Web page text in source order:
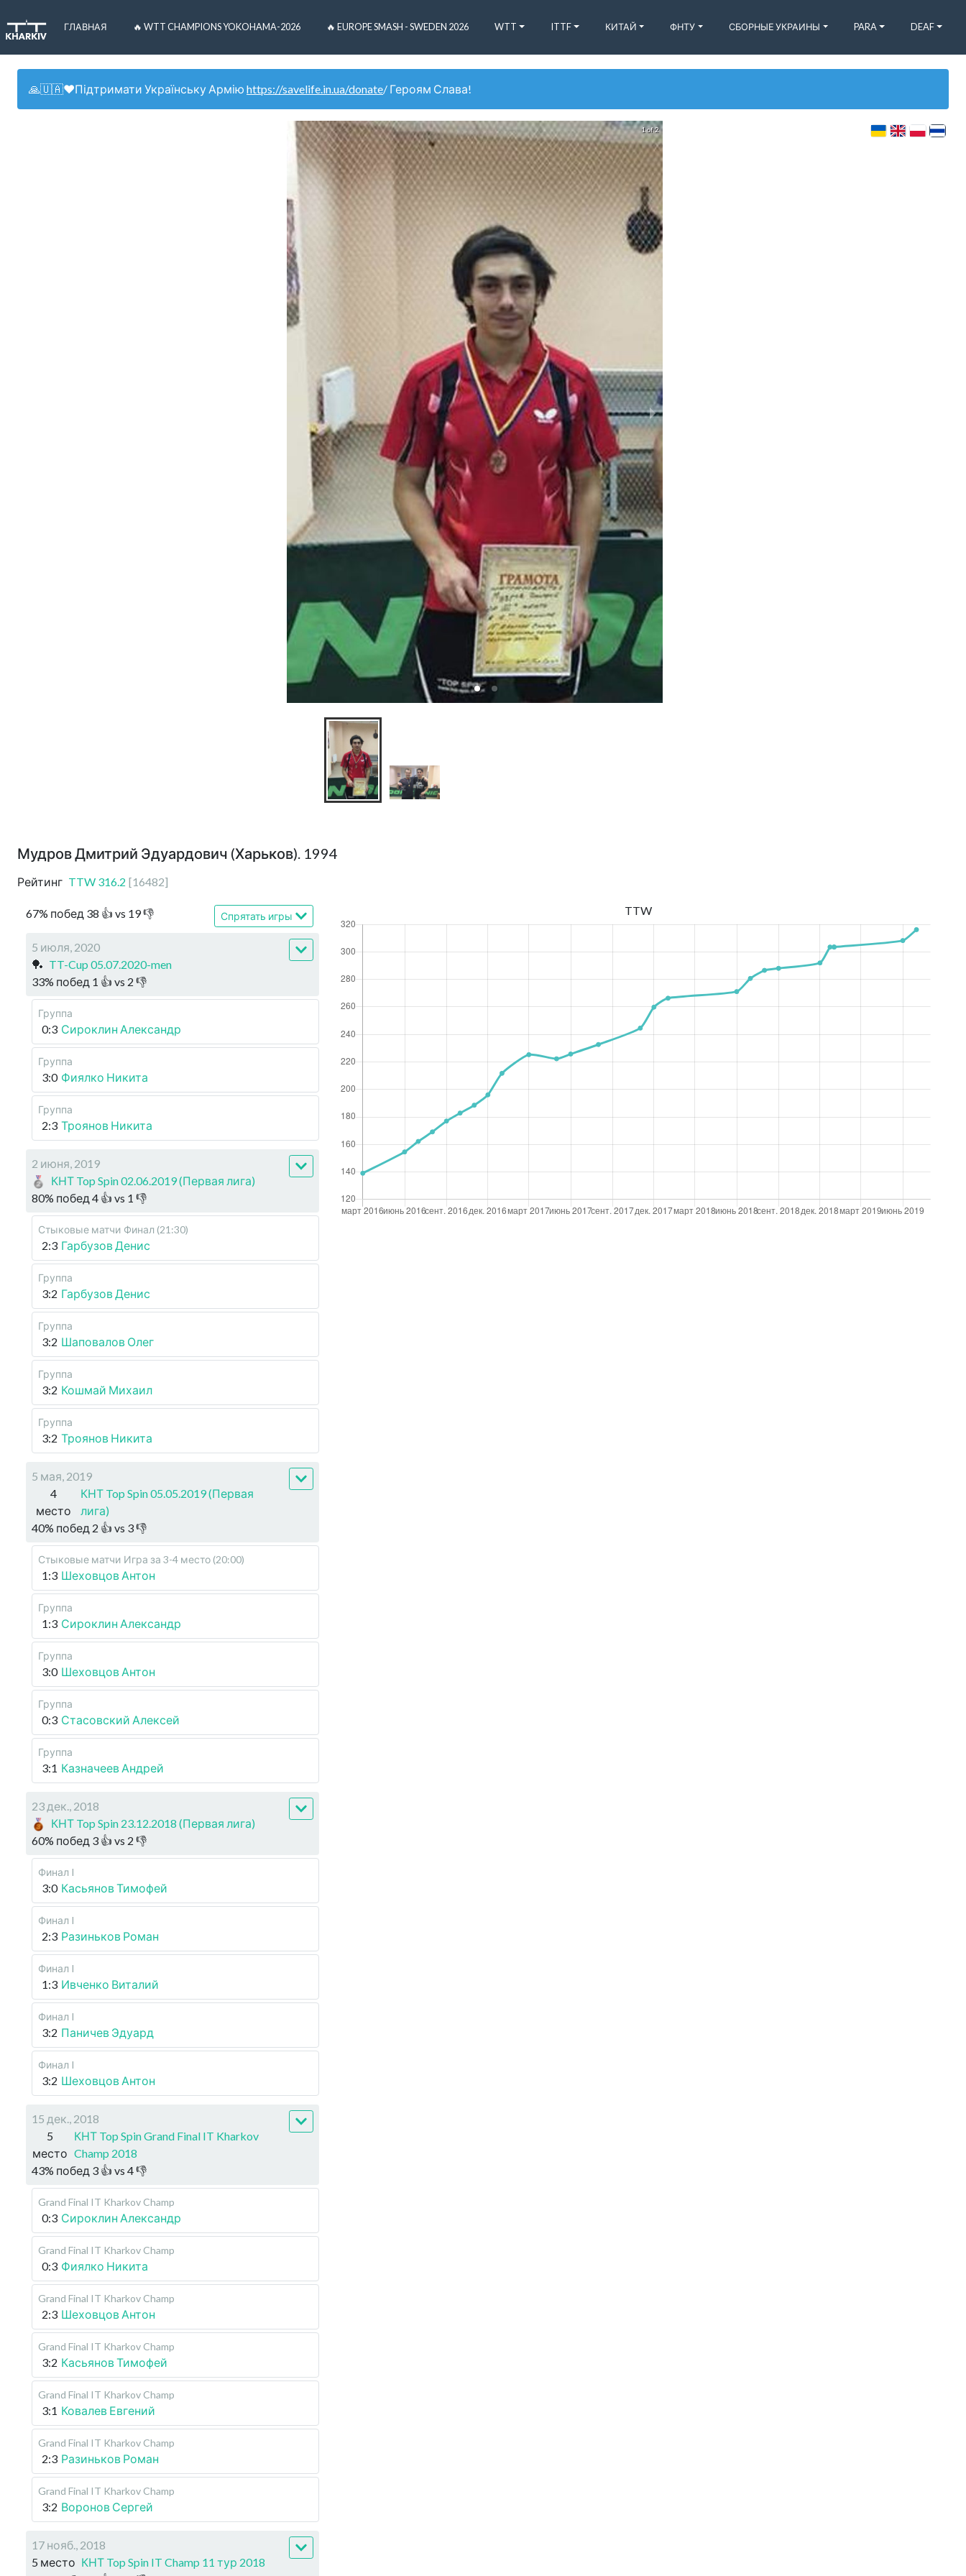
ГЛАВНАЯ 🔥 WTT CHAMPIONS YOKOHAMA-2026 🔥 EUROPE SMASH - SWEDEN 2026 WTT ITTF КИТАЙ ФНТУ СБОРНЫЕ УКРАИНЫ PARA DEAF
🙏🇺🇦❤️Підтримати Українську Армію https://savelife.in.ua/donate/ Героям Слава!
1 of 2
Мудров Дмитрий Эдуардович (Харьков). 1994
Рейтинг TTW 316.2 [16482]
67% побед 38 👍 vs 19👎 Спрятать игры
5 июля, 2020
🏓 TT-Cup 05.07.2020-men
33% побед 1 👍 vs 2 👎
Группа
0:3 Сироклин Александр
Группа
3:0 Фиялко Никита
Группа
2:3 Троянов Никита
2 июня, 2019
КНТ Top Spin 02.06.2019 (Первая лига)
80% побед 4 👍 vs 1 👎
Стыковые матчи Финал (21:30)
2:3 Гарбузов Денис
Группа
3:2 Гарбузов Денис
Группа
3:2 Шаповалов Олег
Группа
3:2 Кошмай Михаил
Группа
3:2 Троянов Никита
5 мая, 2019
4
место
КНТ Top Spin 05.05.2019 (Первая
лига)
40% побед 2 👍 vs 3👎
Стыковые матчи Игра за 3-4 место (20:00)
1:3 Шеховцов Антон
Группа
1:3 Сироклин Александр
Группа
3:0 Шеховцов Антон
Группа
0:3 Стасовский Алексей
Группа
3:1 Казначеев Андрей
23 дек., 2018
КНТ Top Spin 23.12.2018 (Первая лига)
60% побед 3 👍 vs 2 👎
Финал I
3:0 Касьянов Тимофей
Финал I
2:3 Разиньков Роман
Финал I
1:3 Ивченко Виталий
Финал I
3:2 Паничев Эдуард
Финал I
3:2 Шеховцов Антон
15 дек., 2018
5
место
КНТ Top Spin Grand Final IT Kharkov
Champ 2018
43% побед 3 👍 vs 4👎
Grand Final IT Kharkov Champ
0:3 Сироклин Александр
Grand Final IT Kharkov Champ
0:3 Фиялко Никита
Grand Final IT Kharkov Champ
2:3 Шеховцов Антон
Grand Final IT Kharkov Champ
3:2 Касьянов Тимофей
Grand Final IT Kharkov Champ
3:1 Ковалев Евгений
Grand Final IT Kharkov Champ
2:3 Разиньков Роман
Grand Final IT Kharkov Champ
3:2 Воронов Сергей
17 нояб., 2018
5 место КНТ Top Spin IT Champ 11 тур 2018
TTW